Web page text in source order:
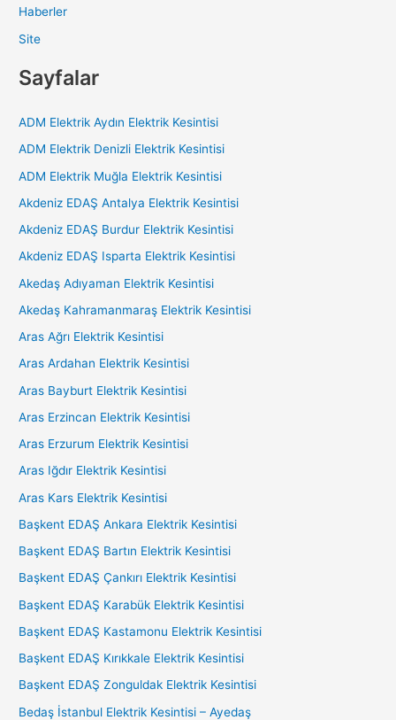
Haberler
Site
Sayfalar
ADM Elektrik Aydın Elektrik Kesintisi
ADM Elektrik Denizli Elektrik Kesintisi
ADM Elektrik Muğla Elektrik Kesintisi
Akdeniz EDAŞ Antalya Elektrik Kesintisi
Akdeniz EDAŞ Burdur Elektrik Kesintisi
Akdeniz EDAŞ Isparta Elektrik Kesintisi
Akedaş Adıyaman Elektrik Kesintisi
Akedaş Kahramanmaraş Elektrik Kesintisi
Aras Ağrı Elektrik Kesintisi
Aras Ardahan Elektrik Kesintisi
Aras Bayburt Elektrik Kesintisi
Aras Erzincan Elektrik Kesintisi
Aras Erzurum Elektrik Kesintisi
Aras Iğdır Elektrik Kesintisi
Aras Kars Elektrik Kesintisi
Başkent EDAŞ Ankara Elektrik Kesintisi
Başkent EDAŞ Bartın Elektrik Kesintisi
Başkent EDAŞ Çankırı Elektrik Kesintisi
Başkent EDAŞ Karabük Elektrik Kesintisi
Başkent EDAŞ Kastamonu Elektrik Kesintisi
Başkent EDAŞ Kırıkkale Elektrik Kesintisi
Başkent EDAŞ Zonguldak Elektrik Kesintisi
Bedaş İstanbul Elektrik Kesintisi – Ayedaş